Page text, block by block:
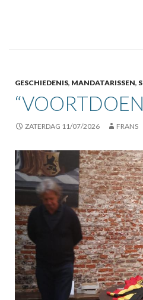
GESCHIEDENIS, MANDATARISSEN,
ZATERDAG 11/07/2026 FRANS